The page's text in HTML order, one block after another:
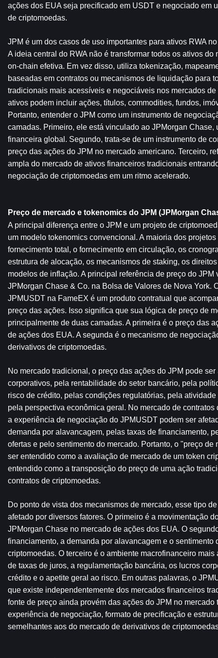
ações dos EUA seja precificado em USDT e negociado em
de criptomoedas.
JPM é um dos casos de uso importantes para ativos RWA
A ideia central do RWA não é transformar todos os ativos do
on-chain efetiva. Em vez disso, utiliza tokenização,
baseadas em contratos ou mecanismos de liquidação para
tradicionais mais acessíveis e negociáveis ​​nos mercados
ativos podem incluir ações, títulos, commodities, fundos,
Portanto, entender o JPM como um instrumento de
camadas. Primeiro, ele está vinculado ao JPMorgan Chase,
financeira global. Segundo, trata-se de um instrumento de
preço das ações do JPM no mercado americano. Terceiro,
ampla do mercado de ativos financeiros tradicionais
negociação de criptomoedas em um ritmo acelerado.
Preço de mercado e tokenomics do JPM (JPMorgan
A principal diferença entre o JPM e um projeto de
um modelo tokenomics convencional. A maioria dos
fornecimento total, o fornecimento em circulação, os
estrutura de alocação, os mecanismos de staking, os
modelos de inflação. A principal referência de preço do JPM
JPMorgan Chase & Co. na Bolsa de Valores de Nova York.
JPMUSDT na FameEX é um produto contratual que
preço das ações. Isso significa que sua lógica de preço de
principalmente de duas camadas. A primeira é o preço das
de ações dos EUA. A segunda é o mecanismo de
derivativos de criptomoedas.
No mercado tradicional, o preço das ações do JPM pode
corporativos, pela rentabilidade do setor bancário, pela
risco de crédito, pelas condições regulatórias, pela
pela perspectiva econômica geral. No mercado de contratos
a experiência de negociação do JPMUSDT podem ser
demanda por alavancagem, pelas taxas de financiamento,
ofertas e pelo sentimento do mercado. Portanto, o "preço de
ser entendido como a avaliação de mercado de um token
entendido como a transposição do preço de uma ação
contratos de criptomoedas.
Do ponto de vista dos mecanismos de mercado, esse tipo
afetado por diversos fatores. O primeiro é a movimentação
JPMorgan Chase no mercado de ações dos EUA. O
financiamento, a demanda por alavancagem e o sentimento
criptomoedas. O terceiro é o ambiente macrofinanceiro
de taxas de juros, a regulamentação bancária, os lucros
crédito e o apetite geral ao risco. Em outras palavras, o
que existe independentemente dos mercados financeiros
fonte de preço ainda provém das ações do JPM no
experiência de negociação, formato de precificação e
semelhantes aos do mercado de derivativos de